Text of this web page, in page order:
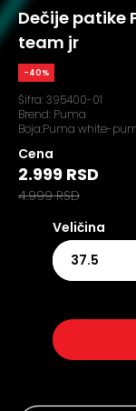
Dečije patike
team jr
-40%
Šifra:395400-01
Brend: Puma
Boja:Puma white-
Cena
2.999 RSD
4.999 RSD
Veličina
37.5